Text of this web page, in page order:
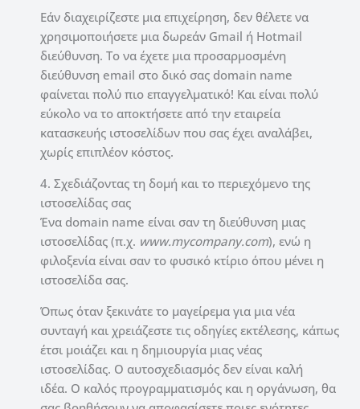
Εάν διαχειρίζεστε μια επιχείρηση, δεν θέλετε να
χρησιμοποιήσετε μια δωρεάν Gmail ή Hotmail
διεύθυνση. Το να έχετε μια προσαρμοσμένη
διεύθυνση email στο δικό σας domain name
φαίνεται πολύ πιο επαγγελματικό! Και είναι πολύ
εύκολο να το αποκτήσετε από την εταιρεία
κατασκευής ιστοσελίδων που σας έχει αναλάβει,
χωρίς επιπλέον κόστος.
4. Σχεδιάζοντας τη δομή και το περιεχόμενο της
ιστοσελίδας σας
Ένα domain name είναι σαν τη διεύθυνση μιας
ιστοσελίδας (π.χ. www.mycompany.com), ενώ η
φιλοξενία είναι σαν το φυσικό κτίριο όπου μένει η
ιστοσελίδα σας.
Όπως όταν ξεκινάτε το μαγείρεμα για μια νέα
συνταγή και χρειάζεστε τις οδηγίες εκτέλεσης, κάπως
έτσι μοιάζει και η δημιουργία μιας νέας
ιστοσελίδας. Ο αυτοσχεδιασμός δεν είναι καλή
ιδέα. Ο καλός προγραμματισμός και η οργάνωση, θα